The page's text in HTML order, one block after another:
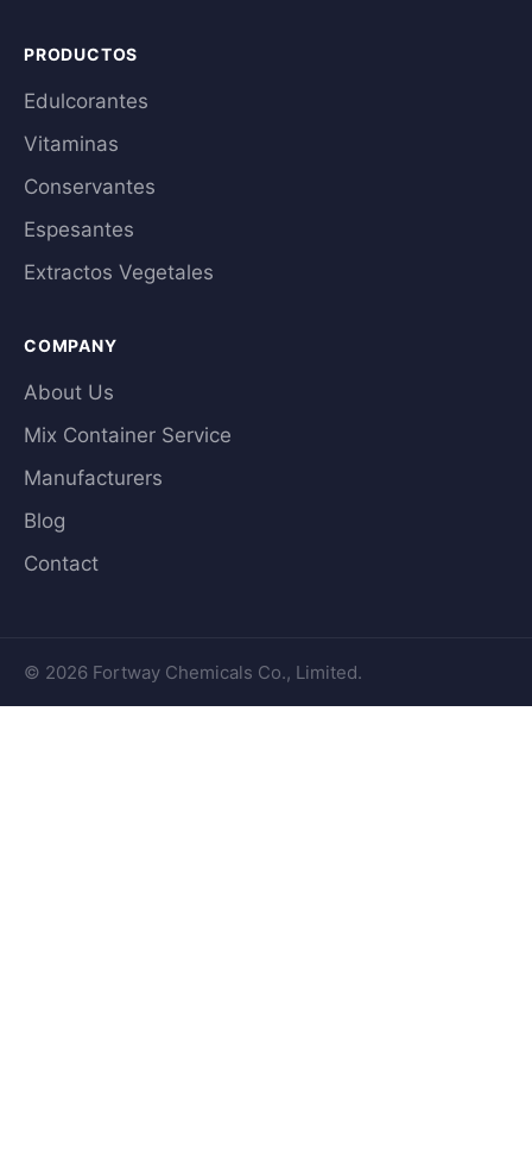
PRODUCTOS
Edulcorantes
Vitaminas
Conservantes
Espesantes
Extractos Vegetales
COMPANY
About Us
Mix Container Service
Manufacturers
Blog
Contact
© 2026 Fortway Chemicals Co., Limited.